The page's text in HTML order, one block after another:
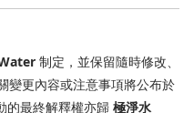
制定，並保留隨時修改、
變更內容或注意事項將公布於
的最終解釋權亦歸 極淨水